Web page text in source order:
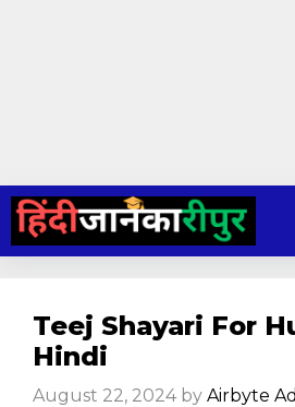
Skip
content
Teej Shayari For
Hindi
August 22, 2024 by Airbyte